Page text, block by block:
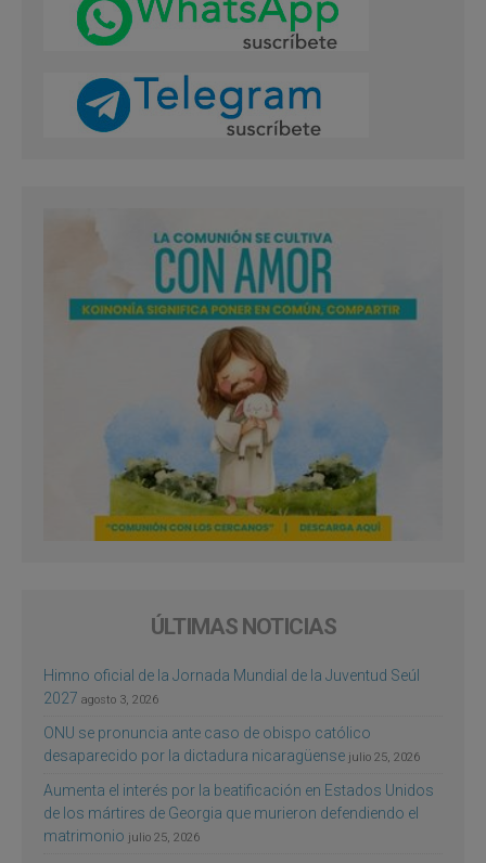
ÚLTIMAS NOTICIAS
Himno oficial de la Jornada Mundial de la Juventud Seúl
2027 agosto 3, 2026
ONU se pronuncia ante caso de obispo católico
desaparecido por la dictadura nicaragüense julio 25, 2026
Aumenta el interés por la beatificación en Estados Unidos
de los mártires de Georgia que murieron defendiendo el
matrimonio julio 25, 2026